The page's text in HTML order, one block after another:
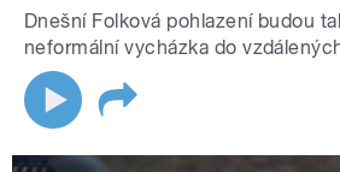
Dnešní Folková pohlazení budou
neformální vycházka do